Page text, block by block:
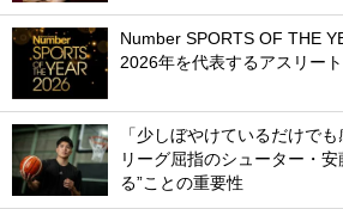
Number SPORTS OF THE
2026年を代表するアスリー
「少しぼやけているだけで
リーグ屈指のシューター・安
る”ことの重要性